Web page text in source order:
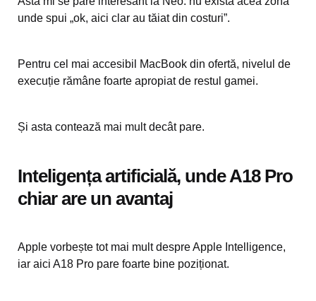
unde spui „ok, aici clar au tăiat din costuri”.
Pentru cel mai accesibil MacBook din ofertă, nivelul de
execuție rămâne foarte apropiat de restul gamei.
Și asta contează mai mult decât pare.
Inteligența artificială, unde A18 Pro
chiar are un avantaj
Apple vorbește tot mai mult despre Apple Intelligence,
iar aici A18 Pro pare foarte bine poziționat.